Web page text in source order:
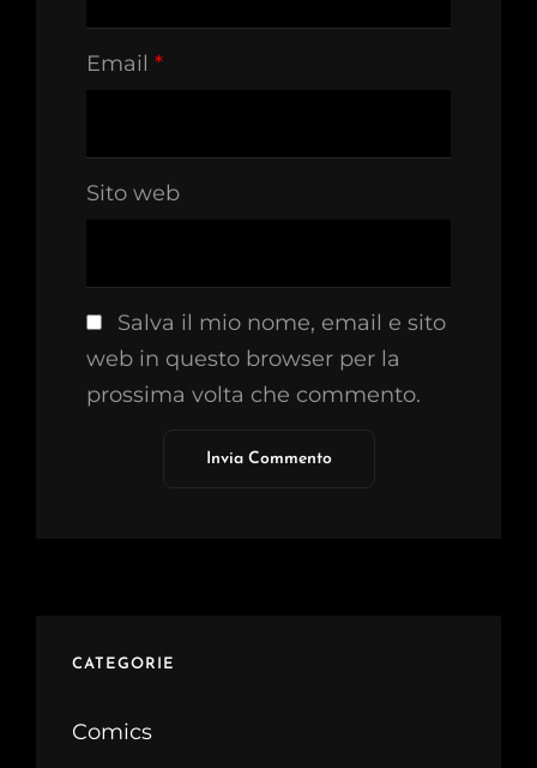
Email *
Sito web
Salva il mio nome, email e sito
web in questo browser per la
prossima volta che commento.
CATEGORIE
Comics